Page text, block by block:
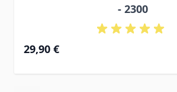
- 2300
29,90 €